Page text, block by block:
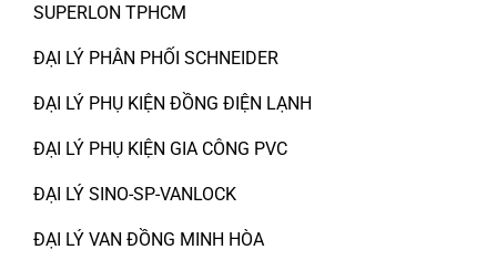
SUPERLON TPHCM
ĐẠI LÝ PHÂN PHỐI SCHNEIDER
ĐẠI LÝ PHỤ KIỆN ĐỒNG ĐIỆN LẠNH
ĐẠI LÝ PHỤ KIỆN GIA CÔNG PVC
ĐẠI LÝ SINO-SP-VANLOCK
ĐẠI LÝ VAN ĐỒNG MINH HÒA